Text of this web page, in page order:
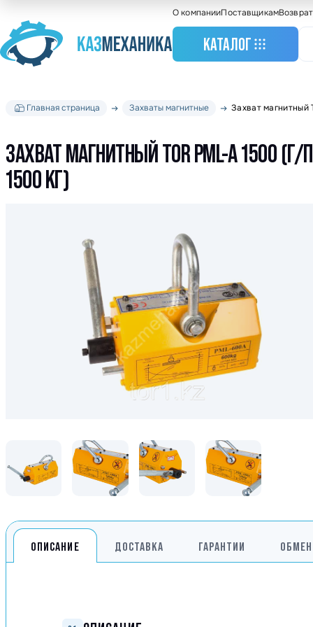
О компанииПоставщикам
КАТАЛОГ
Станочное
оборудование
Складское
Такелажное
Генераторы
Компрессоры
Климатическое
Сварочное
Дробильное
Главная страница Захваты магнитные Захват магнитный
ЗАХВАТ МАГНИТНЫЙ TOR PML-A 1500 (Г/П
1500 КГ)
ОПИСАНИЕ ДОСТАВКА ГАРАНТИИ